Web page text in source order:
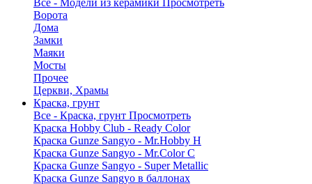
Все - Модели из керамики Просмотреть
Ворота
Дома
Замки
Маяки
Мосты
Прочее
Церкви, Храмы
Краска, грунт
Все - Краска, грунт Просмотреть
Краска Hobby Club - Ready Color
Краска Gunze Sangyo - Mr.Hobby H
Краска Gunze Sangyo - Mr.Color C
Краска Gunze Sangyo - Super Metallic
Краска Gunze Sangyo в баллонах